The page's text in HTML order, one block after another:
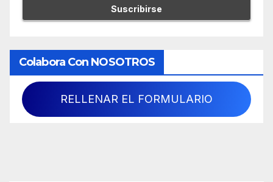
Colabora Con NOSOTROS
RELLENAR EL FORMULARIO